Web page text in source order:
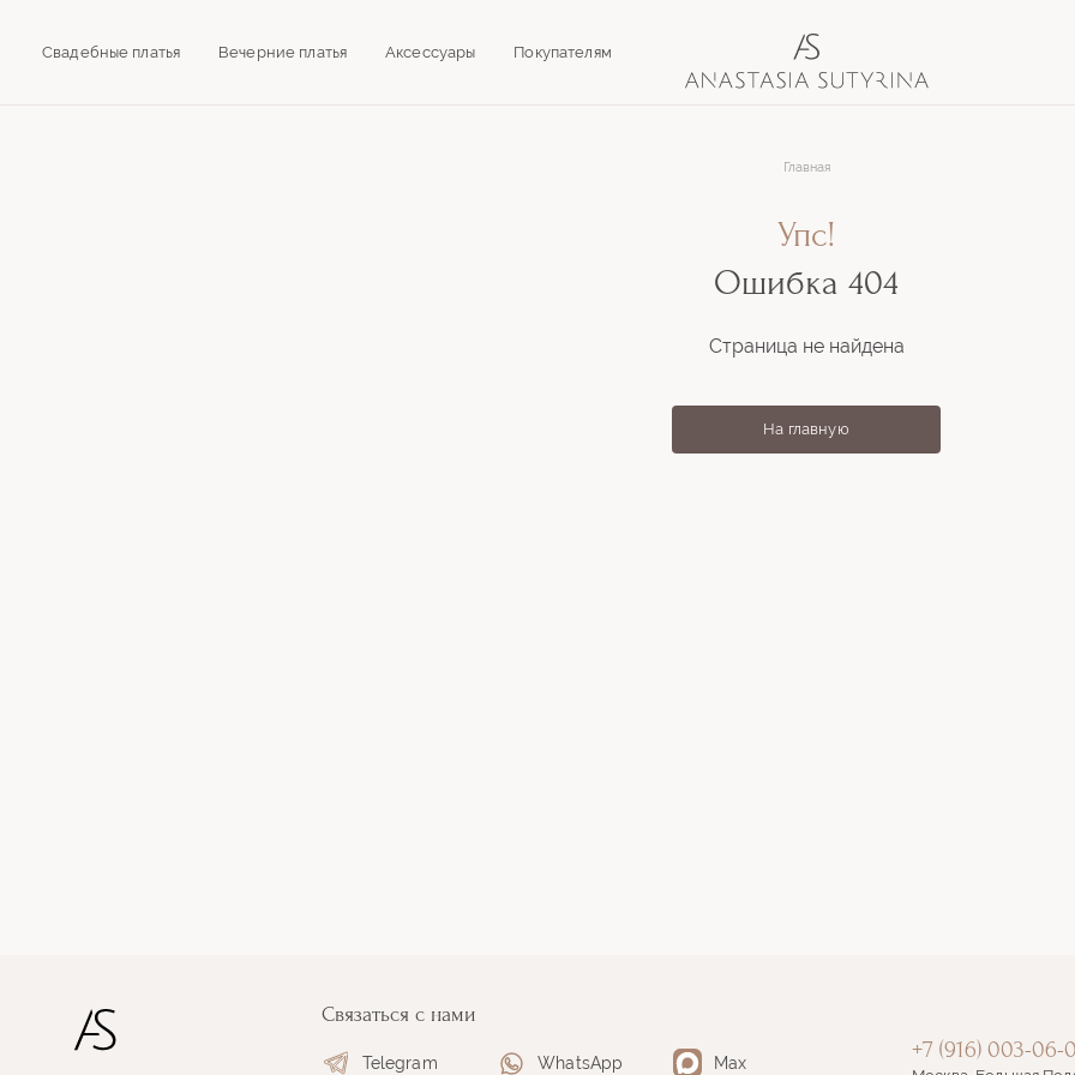
Свадебные платья Вечерние платья Аксессуары Покупателям
Главная
Упс!
Ошибка 404
Страница не найдена
На главную
Связаться с нами
Telegram WhatsApp Max +7 (916) 003-06-